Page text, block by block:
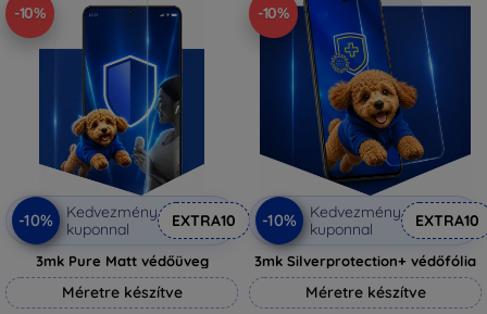
-10%
-10%
Kedvezmény
kuponnal
EXTRA10
3mk Pure Matt védőüveg
Méretre készítve
-10%
-10%
Kedvezmény
kuponnal
EXTRA10
3mk Silverprotection+ védőfólia
Méretre készítve